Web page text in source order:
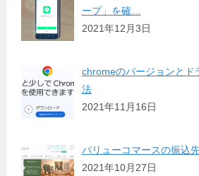
ープ」を確…
2021年12月3日
chromeのバージョンとド
法
2021年11月16日
バリューコマースの振込
2021年10月27日